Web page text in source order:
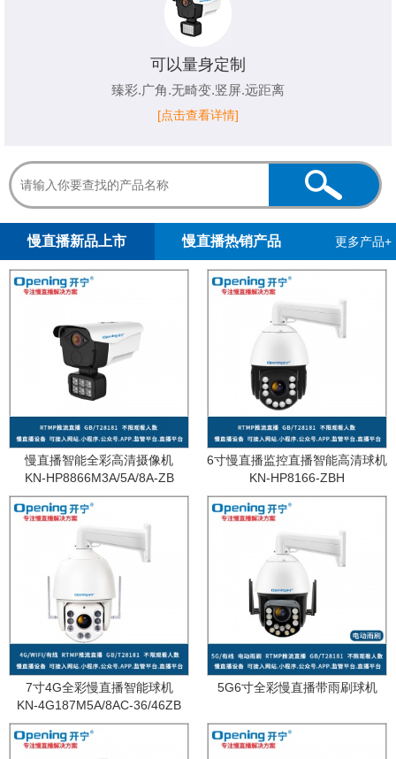
可以量身定制
臻彩.广角.无畸变.竖屏.远距离
[点击查看详情]
慢直播新品上市 慢直播热销产品 更多产品+
慢直播智能全彩高清摄像机
KN-HP8866M3A/5A/8A-ZB
6寸慢直播监控直播智能高清球机
KN-HP8166-ZBH
7寸4G全彩慢直播智能球机
KN-4G187M5A/8AC-36/46ZB
5G6寸全彩慢直播带雨刷球机